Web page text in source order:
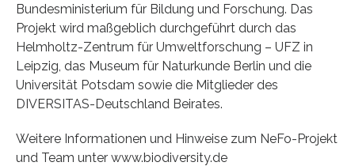
Bundesministerium für Bildung und Forschung. Das
Projekt wird maßgeblich durchgeführt durch das
Helmholtz-Zentrum für Umweltforschung – UFZ in
Leipzig, das Museum für Naturkunde Berlin und die
Universität Potsdam sowie die Mitglieder des
DIVERSITAS-Deutschland Beirates.
Weitere Informationen und Hinweise zum NeFo-Projekt
und Team unter www.biodiversity.de